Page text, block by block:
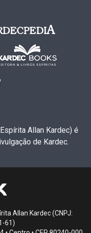
Allan Kardec) é
de Kardec.
Allan Kardec (CNPJ:
61)